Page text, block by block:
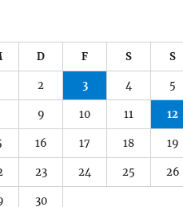
D F S S
2 3 4 5
9 10 11 12
16 17 18 19
23 24 25 26
30